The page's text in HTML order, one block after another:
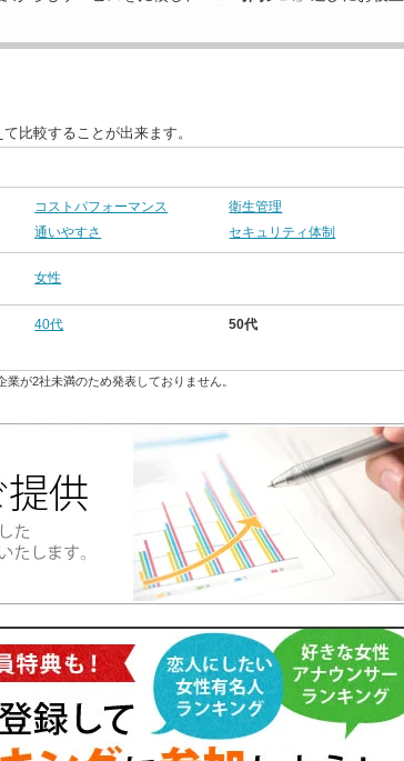
比較することが出来ます。
コストパフォーマンス
衛生管理
通いやすさ セキュリティ体制
女性
40代
50代
が2社未満のため発表しておりません。